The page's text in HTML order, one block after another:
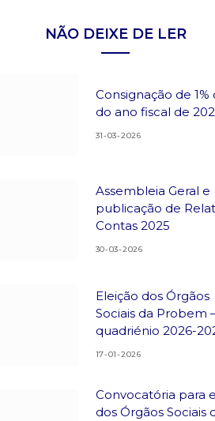
NÃO DEIXE DE LER
Consignação de 1%
do ano fiscal de
31-03-2026
Assembleia Geral e
publicação de
Contas 2025
30-03-2026
Eleição dos Órgãos
Sociais da Probem
quadriénio 2026-
17-01-2026
Convocatória para
dos Órgãos Sociais